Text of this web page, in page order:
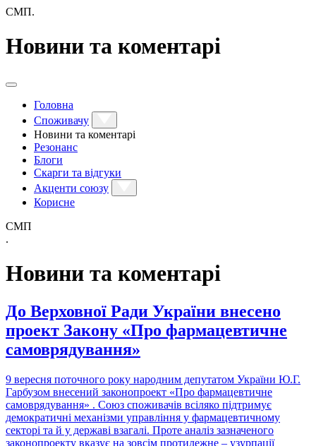
СМП.
Новини та коментарі
Головна
Споживачу
Новини та коментарі
Резонанс
Блоги
Скарги та відгуки
Акценти союзу
Корисне
СМП
.
Новини та коментарі
До Верховної Ради України внесено
проект Закону «Про фармацевтичне
самоврядування»
9 вересня поточного року народним депутатом України Ю.Г.
Гарбузом внесений законопроект «Про фармацевтичне
самоврядування» . Союз споживачів всіляко підтримує
демократичні механізми управління у фармацевтичному
секторі та й у державі взагалі. Проте аналіз зазначеного
законопроекту вказує на зовсім протилежне – узурпації